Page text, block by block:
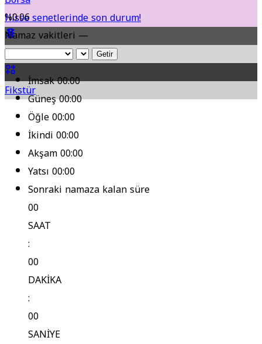
Hisse senetlerinde son durum!
Yol Durumu
Fikstür
%0.06
Namaz vakitleri —
Getir
İmsak00:00
Güneş00:00
Öğle00:00
İkindi00:00
Akşam00:00
Yatsı00:00
Sonraki namaza kalan süre
00
SAAT
:
00
DAKİKA
:
00
SANİYE